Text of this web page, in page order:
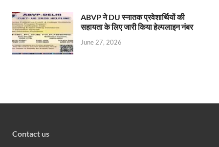
ABVP ने DU स्नातक प्रवेशार्थियों की
सहायता के लिए जारी किया हेल्पलाइन नंबर
June 27, 2026
Contact us